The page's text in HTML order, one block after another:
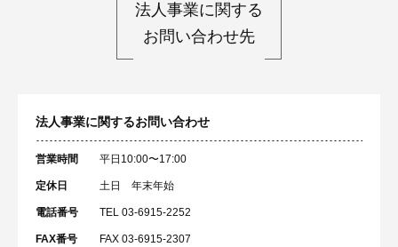
法人事業に関する
お問い合わせ先
法人事業に関するお問い合わせ
営業時間 平日10:00〜17:00
定休日 土日 年末年始
電話番号 TEL 03-6915-2252
FAX番号 FAX 03-6915-2307